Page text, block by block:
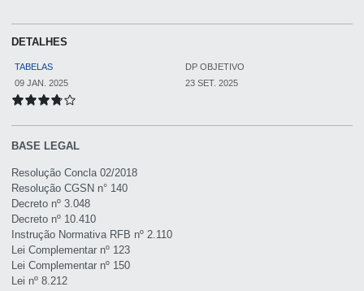
BASE LEGAL
Resolução Concla 02/2018
Resolução CGSN n° 140
Decreto nº 3.048
Decreto nº 10.410
Instrução Normativa RFB nº 2.110
Lei Complementar nº 123
Lei Complementar nº 150
Lei nº 8.212
DETALHES
TABELAS
DP OBJETIVO
09 JAN. 2025
23 SET. 2025